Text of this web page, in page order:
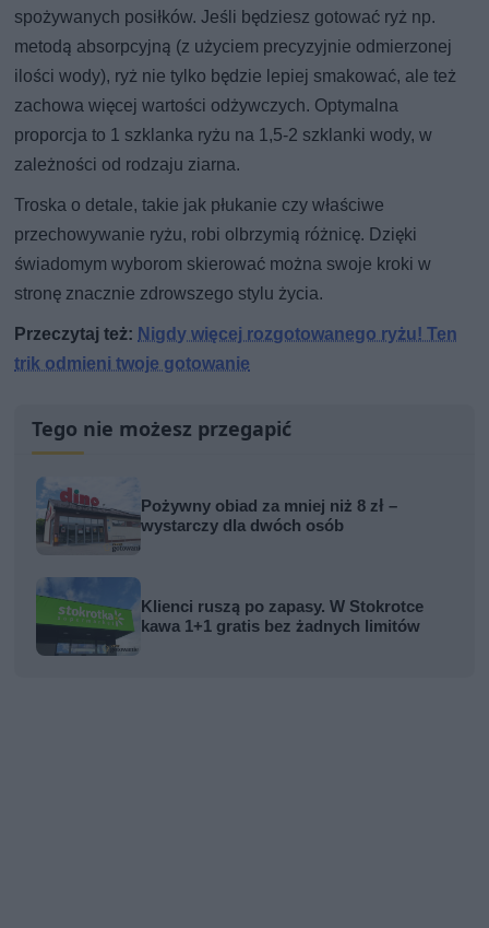
spożywanych posiłków. Jeśli będziesz gotować ryż np.
metodą absorpcyjną (z użyciem precyzyjnie odmierzonej
ilości wody), ryż nie tylko będzie lepiej smakować, ale też
zachowa więcej wartości odżywczych. Optymalna
proporcja to 1 szklanka ryżu na 1,5-2 szklanki wody, w
zależności od rodzaju ziarna.
Troska o detale, takie jak płukanie czy właściwe
przechowywanie ryżu, robi olbrzymią różnicę. Dzięki
świadomym wyborom skierować można swoje kroki w
stronę znacznie zdrowszego stylu życia.
Przeczytaj też: Nigdy więcej rozgotowanego ryżu! Ten
trik odmieni twoje gotowanie
Tego nie możesz przegapić
Pożywny obiad za mniej niż 8 zł –
wystarczy dla dwóch osób
Klienci ruszą po zapasy. W Stokrotce
kawa 1+1 gratis bez żadnych limitów